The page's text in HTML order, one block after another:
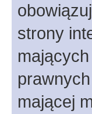
strony
mającej